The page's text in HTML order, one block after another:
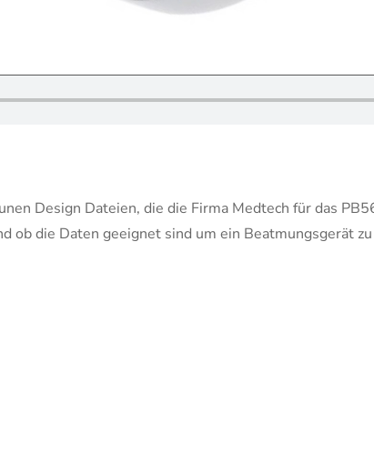
Design Dateien, die die Firma Medtech für das
ob die Daten geeignet sind um ein Beatmungsgerät zu